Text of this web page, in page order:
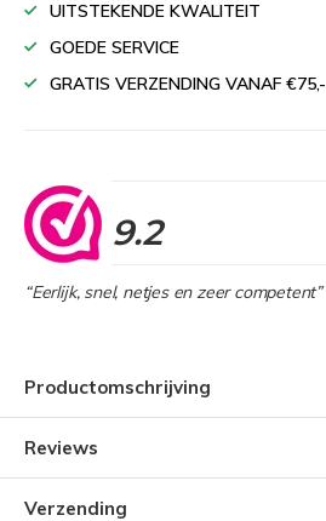
UITSTEKENDE KWALITEIT
GOEDE SERVICE
GRATIS VERZENDING VANAF €75,-
9.2
“Eerlijk, snel, netjes en zeer competent”
Productomschrijving
Reviews
Verzending